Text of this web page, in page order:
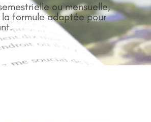
ou mensuelle,
la formule adaptée pour